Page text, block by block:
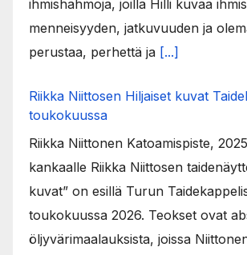
ihmishahmoja, joilla Hilli kuvaa
menneisyyden, jatkuvuuden ja
perustaa, perhettä ja [...]
Riikka Niittosen Hiljaiset kuvat
toukokuussa
Riikka Niittonen Katoamispiste,
kankaalle Riikka Niittosen
kuvat” on esillä Turun
toukokuussa 2026. Teokset ovat
öljyvärimaalauksista, joissa